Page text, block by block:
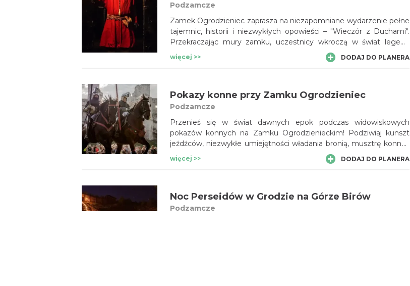
Podzamcze
Zamek Ogrodzieniec zaprasza na niezapomniane wydarzenie pełne
tajemnic, historii i niezwykłych opowieści – "Wieczór z Duchami".
Przekraczając mury zamku, uczestnicy wkroczą w świat legend
i dawnych czasów, gdzie czekają na nich duchy minionych wieków.
To emocjonująca podróż pośród mrocznych korytarzy
więcej >> DODAJ DO PLANERA
Pokazy konne przy Zamku Ogrodzieniec
Podzamcze
Przenieś się w świat dawnych epok podczas widowiskowych
pokazów konnych na Zamku Ogrodzienieckim! Podziwiaj kunszt
jeźdźców, niezwykłe umiejętności władania bronią, musztrę konną i
emocjonujące sceny walki. Historia, konie i adrenalina w jednym
niezapomnianym spektaklu!
więcej >> DODAJ DO PLANERA
Noc Perseidów w Grodzie na Górze Birów
Podzamcze